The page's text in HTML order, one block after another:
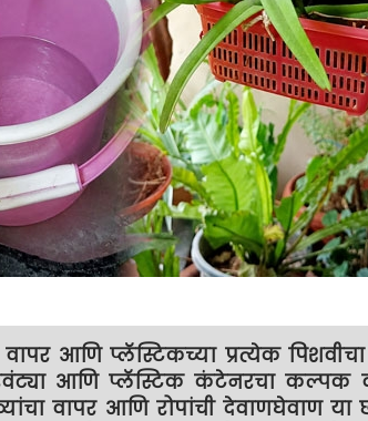
आणि प्लॅस्टिकच्या प्रत्येक
आणि प्लॅस्टिक कंटेनरचा कल्पक
वापर आणि रोपांची देवाणघेवाण या